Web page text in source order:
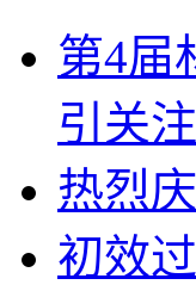
第4届
引关注
热烈
初效